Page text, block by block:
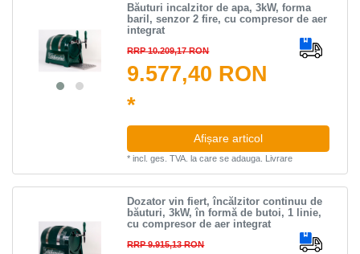
Băuturi incalzitor de apa, 3kW, forma
baril, senzor 2 fire, cu compresor de aer
integrat
RRP 10.209,17 RON
9.577,40 RON
*
Afișare articol
*incl. ges. TVA. la care se adauga. Livrare
Dozator vin fiert, încălzitor continuu de
băuturi, 3kW, în formă de butoi, 1 linie,
cu compresor de aer integrat
RRP 9.915,13 RON